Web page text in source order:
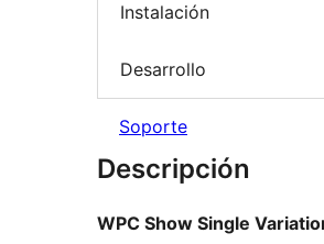
Instalación
Desarrollo
Soporte
Descripción
WPC Show Single